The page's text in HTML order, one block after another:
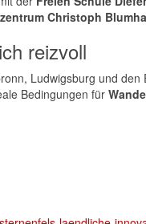
Christoph
reizvoll
Ludwigsburg und
Bedingungen für